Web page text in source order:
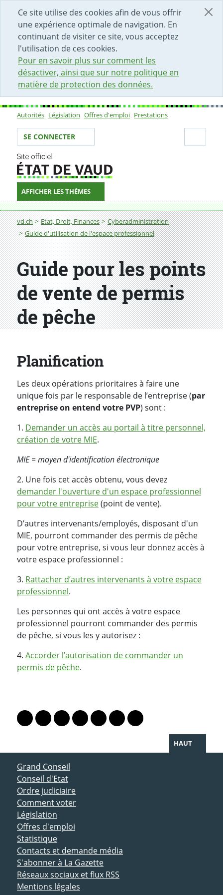
Ce site utilise des cookies afin de vous offrir
une expérience optimale de navigation. En
continuant de visiter ce site, vous acceptez
l'utilisation de ces cookies.
Pour en savoir plus sur comment les
désactiver, ainsi que sur notre politique en
matière de protection des données.
DÉBUT DU CONTENU DE LA PAGE
ACCÈS AU CHAMP DE RECHERCHE
PAGE D'ACCUEIL
FORMULAIRE DE CONTACT
Sous-navigation
Autorités Législation Offres d'emploi Prestations
Votre identité
SE CONNECTER
AFFICHER LES THÈMES
Fil d'Ariane
vd.ch Etat, Droit, Finances
Cyberadministration
Guide d'utilisation de l'espace professionnel
Guide pour les points
de vente de permis
de pêche
Planification
Les deux opérations prioritaires à faire une
unique fois par le responsable de l’entreprise (par
entreprise on entend votre PVP) sont :
1. Demander un accès au portail à titre personnel,
création de votre MIE.
MIE = moyen d'identification électronique
2. Une fois cet accès obtenu, vous devez
demander l'ouverture d'un espace professionnel
pour votre entreprise(point de vente).
D’autres intervenants/employés, disposant d'un
MIE, pourront commander des permis de pêche
pour votre entreprise, si vous leur donnez accès à
votre espace professionnel :
3. Rattacher d’autres intervenants à votre espace
professionnel.
Les personnes qui ont accès à votre espace
professionnel pourront commander des permis
de pêche, si vous les y autorisez :
4. Accorder l’autorisation de commander un
permis de pêche.
Lien vers le profil Mastodon
Lien vers le profil Bluesky
Lien vers le profil Instagram
Lien vers le profil Linkedin
Lien vers le profil Facebook
Lien vers le profil Twitter
Partager par WhatsApp
HAUT
ACCÈS DIRECT
Grand Conseil
Conseil d'Etat
Ordre judiciaire
Comment voter
Législation
Offres d'emploi
Statistique
Contacts et demande média
S'abonner à La Gazette
Réseaux sociaux et flux RSS
Mentions légales